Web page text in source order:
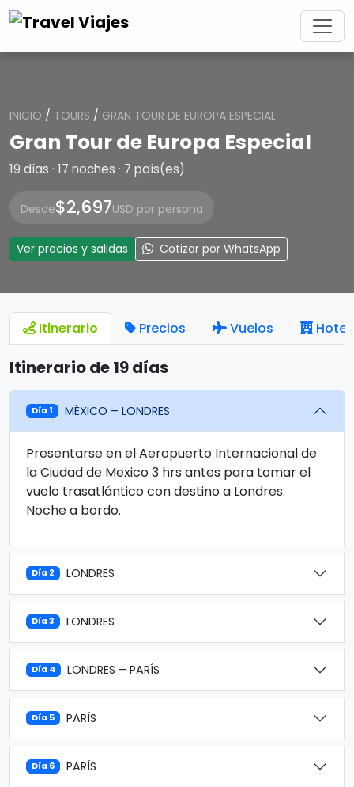
INICIO / TOURS / GRAN TOUR DE EUROPA ESPECIAL
Gran Tour de Europa Especial
19 días · 17 noches · 7 país(es)
Desde$2,697USD por persona
Ver precios y salidas Cotizar por WhatsApp
Itinerario Precios Vuelos
Itinerario de 19 días
Día 1 MÉXICO – LONDRES
Presentarse en el Aeropuerto Internacional de
la Ciudad de Mexico 3 hrs antes para tomar el
vuelo trasatlántico con destino a Londres.
Noche a bordo.
Día 2 LONDRES
Día 3 LONDRES
Día 4 LONDRES – PARÍS
Día 5 PARÍS
Día 6 PARÍS